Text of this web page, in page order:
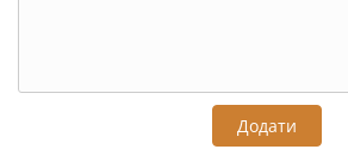
Додати